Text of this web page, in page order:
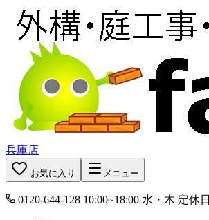
兵庫店
お気に入り メニュー
0120-644-128 10:00~18:00 水・木 定休日